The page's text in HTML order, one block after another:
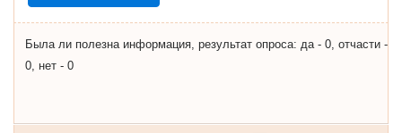
Была ли полезна информация, результат опроса: да - 0, отчасти -
0, нет - 0